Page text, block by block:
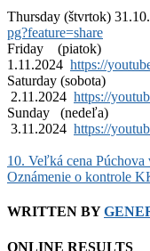
Thursday (štvrtok)
pg?feature=share
Friday (piatok)
1.11.2024 https://
Saturday (sobota)
2.11.2024 https://
Sunday (nedeľa)
3.11.2024 https://
Post
navigation
10. Veľká cena
Oznámenie o kontrole
WRITTEN BY
ONLINE RESULTS